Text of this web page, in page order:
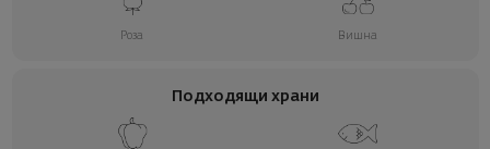
Роза Вишна
Подходящи храни